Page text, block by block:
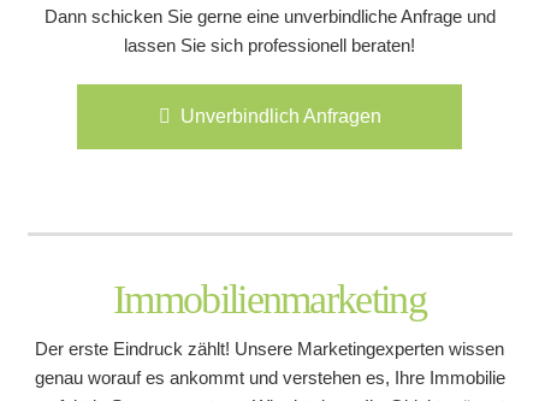
Dann schicken Sie gerne eine unverbindliche Anfrage und
lassen Sie sich professionell beraten!
Unverbindlich Anfragen
Immobilienmarketing
Der erste Eindruck zählt! Unsere Marketingexperten wissen
genau worauf es ankommt und verstehen es, Ihre Immobilie